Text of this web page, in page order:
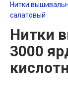
Нитки
салатовый
Нитки
3000